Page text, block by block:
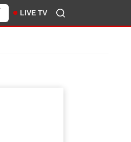
LIVE TV